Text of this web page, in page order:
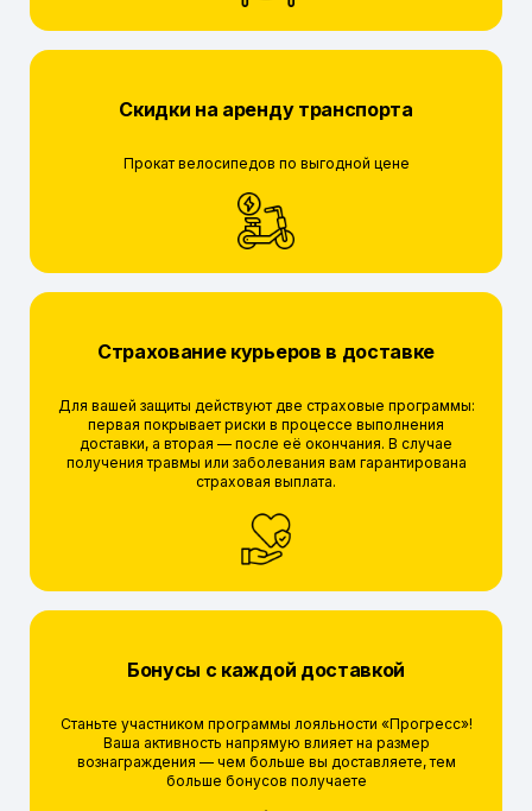
Скидки на аренду транспорта
Прокат велосипедов по выгодной цене
Страхование курьеров в доставке
Для вашей защиты действуют две страховые программы:
первая покрывает риски в процессе выполнения
доставки, а вторая — после её окончания. В случае
получения травмы или заболевания вам гарантирована
страховая выплата.
Бонусы с каждой доставкой
Станьте участником программы лояльности «Прогресс»!
Ваша активность напрямую влияет на размер
вознаграждения — чем больше вы доставляете, тем
больше бонусов получаете